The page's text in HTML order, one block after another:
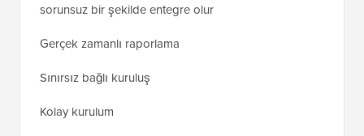
sorunsuz bir şekilde entegre olur
Gerçek zamanlı raporlama
Sınırsız bağlı kuruluş
Kolay kurulum